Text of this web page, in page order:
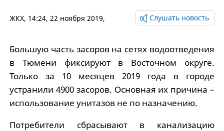
ЖКХ, 14:24, 22 ноября 2019, Слушать новость
Большую часть засоров на сетях водоотведения
в Тюмени фиксируют в Восточном округе.
Только за 10 месяцев 2019 года в городе
устранили 4900 засоров. Основная их причина –
использование унитазов не по назначению.
Потребители сбрасывают в канализацию